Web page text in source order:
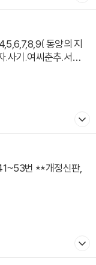
사기.여씨춘추.서경.